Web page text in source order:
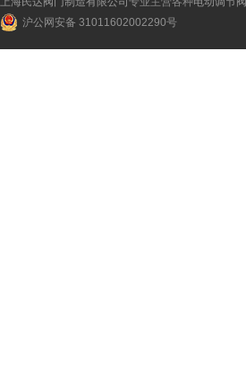
沪公网安备 31011602002290号